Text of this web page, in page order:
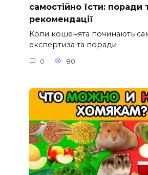
самостійно їсти: поради
рекомендації
Коли кошенята починають
експертиза та поради
0 80